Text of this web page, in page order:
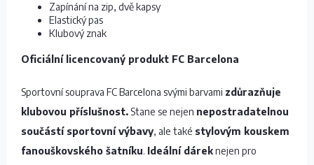
Zapínání na zip, dvě kapsy
Elastický pas
Klubový znak
Oficiální licencovaný produkt FC Barcelona
Sportovní souprava FC Barcelona svými barvami zdůrazňuje
klubovou příslušnost. Stane se nejen nepostradatelnou
součástí sportovní výbavy, ale také stylovým kouskem
fanouškovského šatníku. Ideální dáreknejen pro